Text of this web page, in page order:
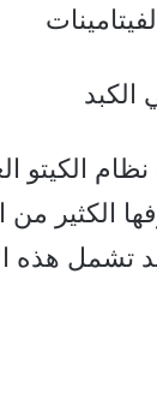
الكبد
الكيتو
الكثير
تشمل هذه